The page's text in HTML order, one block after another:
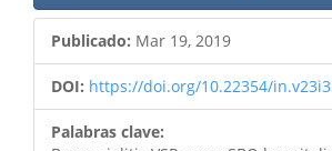
Publicado: Mar 19, 2019
DOI: https://doi.org/10.22354/
Palabras clave: